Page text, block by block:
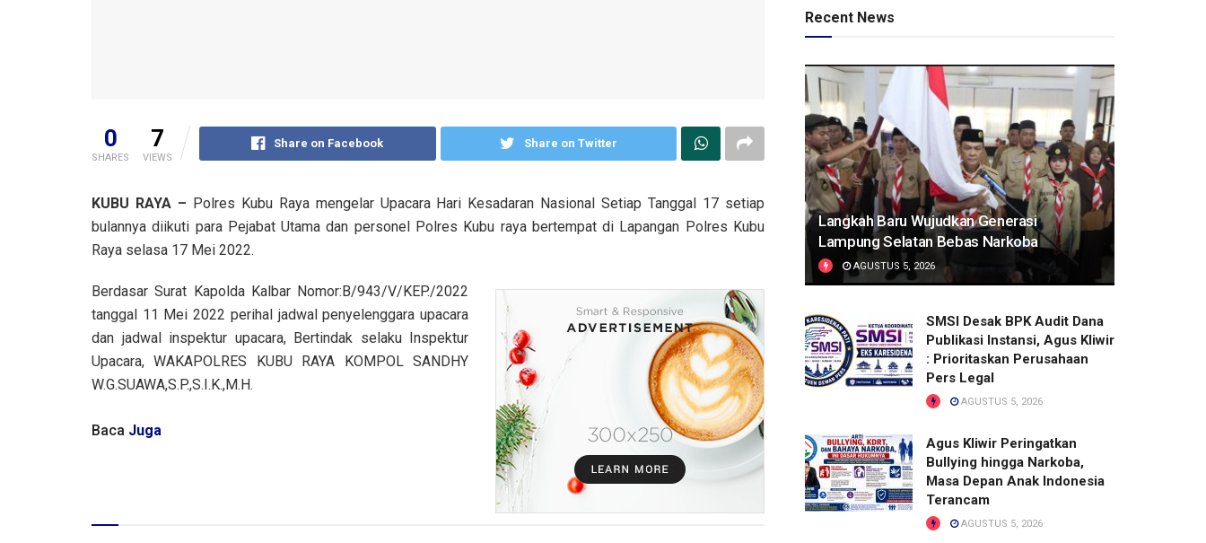
0
SHARES
7
VIEWS
Share on Facebook Share on Twitter
KUBU RAYA – Polres Kubu Raya mengelar Upacara Hari Kesadaran Nasional Setiap Tanggal 17 setiap
bulannya diikuti para Pejabat Utama dan personel Polres Kubu raya bertempat di Lapangan Polres Kubu
Raya selasa 17 Mei 2022.
Berdasar Surat Kapolda Kalbar Nomor:B/943/V/KEP./2022
tanggal 11 Mei 2022 perihal jadwal penyelenggara upacara
dan jadwal inspektur upacara, Bertindak selaku Inspektur
Upacara, WAKAPOLRES KUBU RAYA KOMPOL SANDHY
W.G.SUAWA,S.P.,S.I.K.,M.H.
Baca Juga
Recent News
Langkah Baru Wujudkan Generasi
Lampung Selatan Bebas Narkoba
AGUSTUS 5, 2026
SMSI Desak BPK Audit Dana
Publikasi Instansi, Agus Kliwir
: Prioritaskan Perusahaan
Pers Legal
AGUSTUS 5, 2026
Agus Kliwir Peringatkan
Bullying hingga Narkoba,
Masa Depan Anak Indonesia
Terancam
AGUSTUS 5, 2026